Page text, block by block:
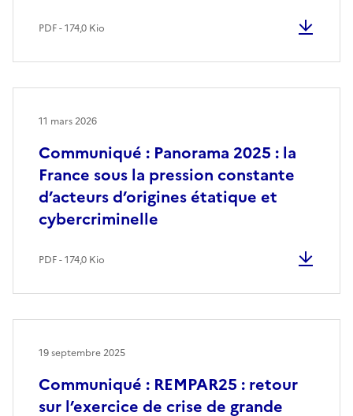
PDF - 174,0 Kio
Communiqué : Panorama 2025 : la
France sous la pression constante
d’acteurs d’origines étatique et
cybercriminelle
11 mars 2026
PDF - 174,0 Kio
Communiqué : REMPAR25 : retour
sur l’exercice de crise de grande
19 septembre 2025